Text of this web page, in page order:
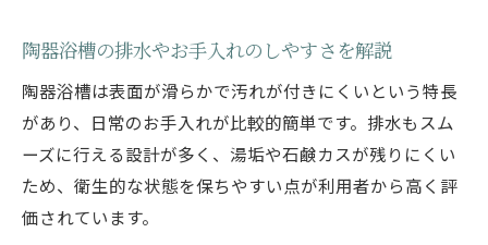
陶器浴槽の排水やお手入れのしやすさを解説
陶器浴槽は表面が滑らかで汚れが付きにくいという特長
があり、日常のお手入れが比較的簡単です。排水もスム
ーズに行える設計が多く、湯垢や石鹸カスが残りにくい
ため、衛生的な状態を保ちやすい点が利用者から高く評
価されています。